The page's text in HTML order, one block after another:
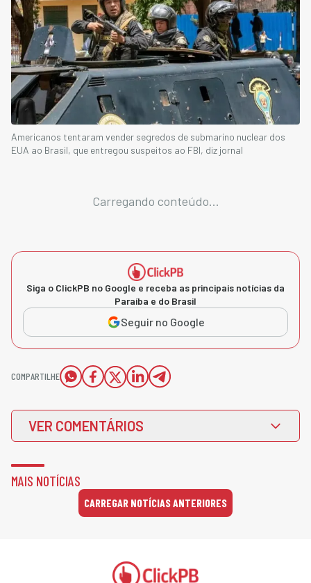
Americanos tentaram vender segredos de submarino nuclear dos
EUA ao Brasil, que entregou suspeitos ao FBI, diz jornal
Carregando conteúdo...
Siga o ClickPB no Google e receba as principais notícias da
Paraíba e do Brasil
Seguir no Google
COMPARTILHE
VER COMENTÁRIOS
MAIS NOTÍCIAS
CARREGAR NOTÍCIAS ANTERIORES